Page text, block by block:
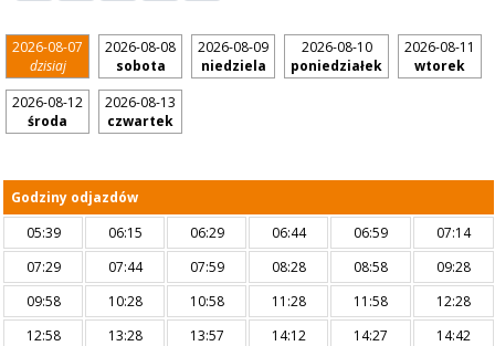
2026-08-07
dzisiaj
2026-08-08
sobota
2026-08-09
niedziela
2026-08-10
poniedziałek
2026-08-11
wtorek
2026-08-12
środa
2026-08-13
czwartek
Godziny odjazdów
05:39
06:15 06:29 06:44 06:59
07:14
07:29
07:44 07:59 08:28 08:58
09:28
09:58
10:28 10:58 11:28 11:58
12:28
12:58
13:28 13:57 14:12 14:27
14:42